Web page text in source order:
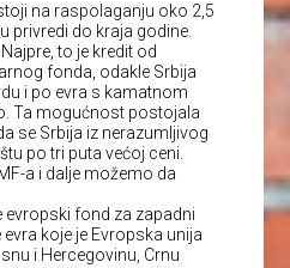
na raspolaganju oko 2,5
privredi do kraja godine.
to je kredit od
fonda, odakle Srbija
i po evra s kamatnom
Ta mogućnost postojala
se Srbija iz nerazumljivog
po tri puta većoj ceni.
a i dalje možemo da
evropski fond za zapadni
koje je Evropska unija
i Hercegovinu, Crnu